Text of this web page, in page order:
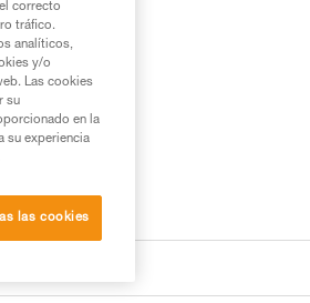
correcto
tráfico.
analíticos,
y/o
Las cookies
su
en la
su experiencia
las cookies